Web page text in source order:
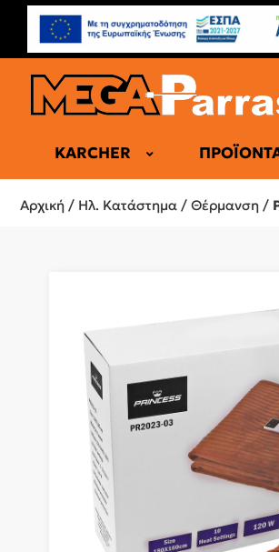
KARCHER
Αρχική / Ηλ. Κατάστημα / Θέρμανση /